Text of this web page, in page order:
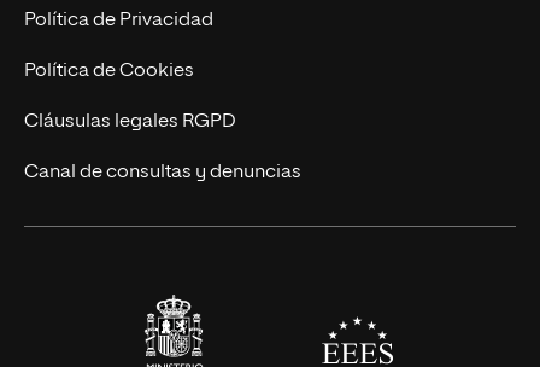
Marketing y Comunicación
Ingeniería
Diseño
Ciencias de la Salud
Política de Privacidad
Política de Cookies
Cláusulas legales RGPD
Canal de consultas y denuncias